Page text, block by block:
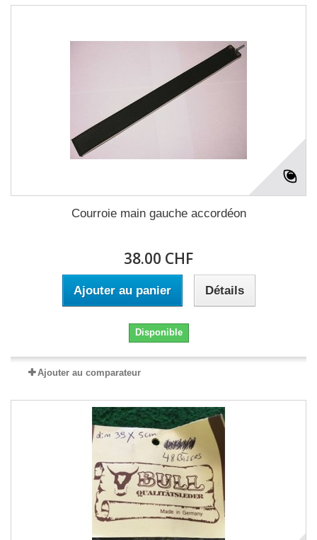
Courroie main gauche accordéon
38.00 CHF
Ajouter au panier Détails
Disponible
Ajouter au comparateur